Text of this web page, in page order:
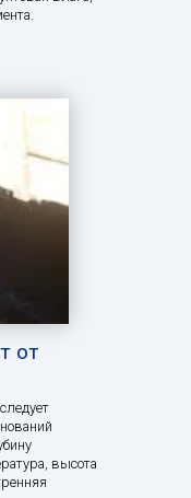
от
высота